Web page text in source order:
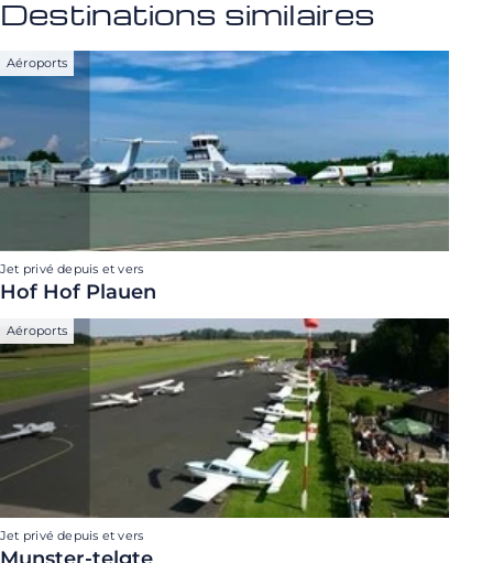
Destinations similaires
Aéroports
Jet privé depuis et vers
Hof Hof Plauen
Aéroports
Jet privé depuis et vers